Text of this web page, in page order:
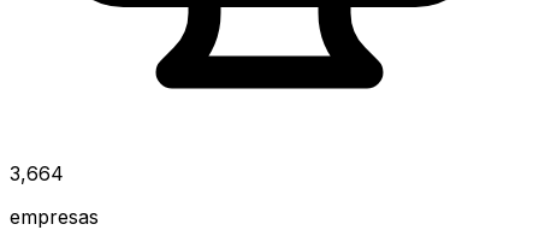
3,664
empresas